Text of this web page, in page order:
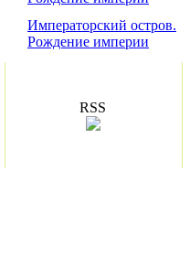
Императорский остров.
Рождение империи
RSS